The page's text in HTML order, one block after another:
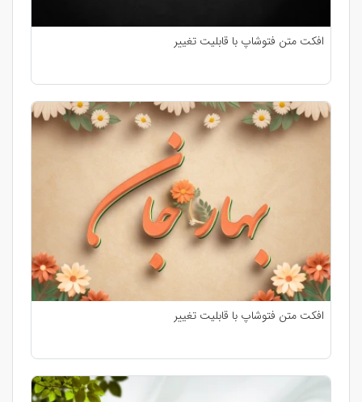
افکت متن فتوشاپ با قابلیت تغییر
افکت متن فتوشاپ با قابلیت تغییر